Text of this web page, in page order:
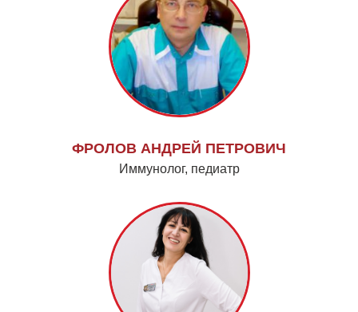
ФРОЛОВ АНДРЕЙ ПЕТРОВИЧ
Иммунолог, педиатр